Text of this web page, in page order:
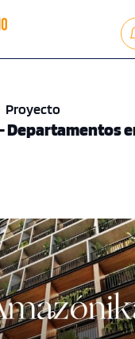
Proyecto
Departamentos